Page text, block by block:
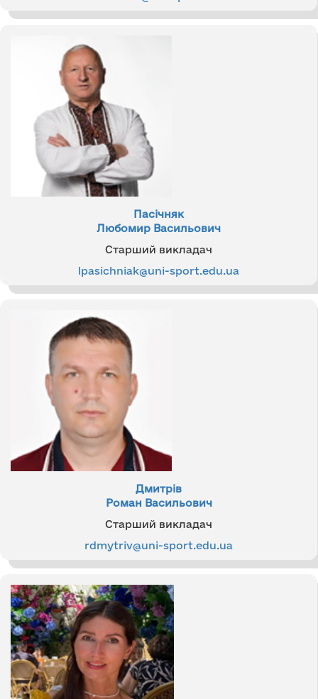
Пасічняк
Любомир Васильович
Старший викладач
lpasichniak@uni-sport.edu.ua
Дмитрів
Роман Васильович
Старший викладач
rdmytriv@uni-sport.edu.ua